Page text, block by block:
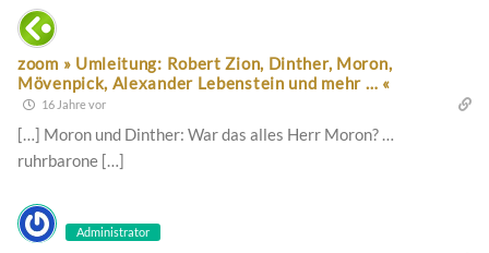
zoom » Umleitung: Robert Zion, Dinther, Moron,
Mövenpick, Alexander Lebenstein und mehr … «
16 Jahre vor
[…] Moron und Dinther: War das alles Herr Moron? …
ruhrbarone […]
Administrator